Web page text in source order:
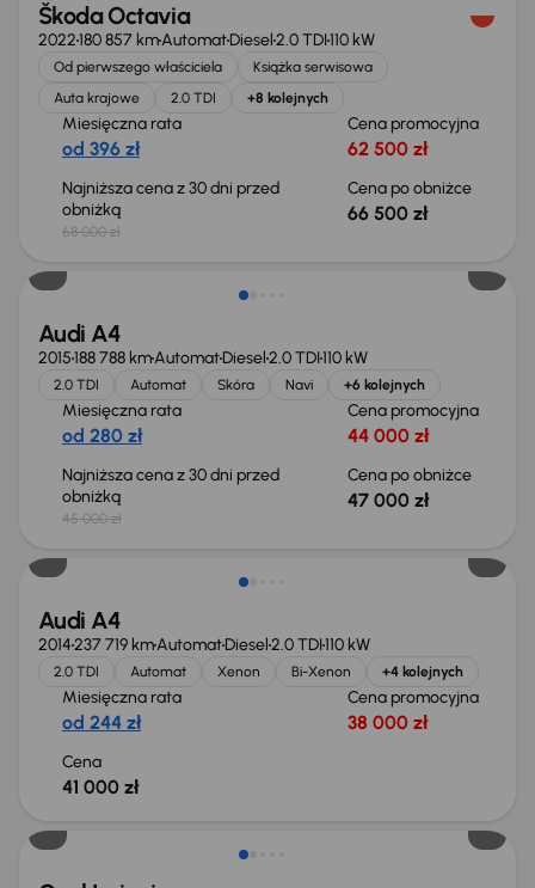
Škoda Octavia
2022180 857 kmAutomatDiesel2.0 TDI110 kW
Od pierwszego właściciela
Książka serwisowa
Auta krajowe
2.0 TDI +8 kolejnych
Miesięczna rata
od 396 zł
Cena promocyjna
62 500 zł
Najniższa cena z 30 dni przed
obniżką
68 000 zł
Cena po obniżce
66 500 zł
Audi A4
2015188 788 kmAutomatDiesel2.0 TDI110 kW
2.0 TDI Automat Skóra Navi +6 kolejnych
Miesięczna rata
od 280 zł
Cena promocyjna
44 000 zł
Najniższa cena z 30 dni przed
obniżką
45 000 zł
Cena po obniżce
47 000 zł
Audi A4
2014237 719 kmAutomatDiesel2.0 TDI110 kW
2.0 TDI Automat Xenon Bi-Xenon +4 kolejnych
Miesięczna rata
od 244 zł
Cena promocyjna
38 000 zł
Cena
41 000 zł